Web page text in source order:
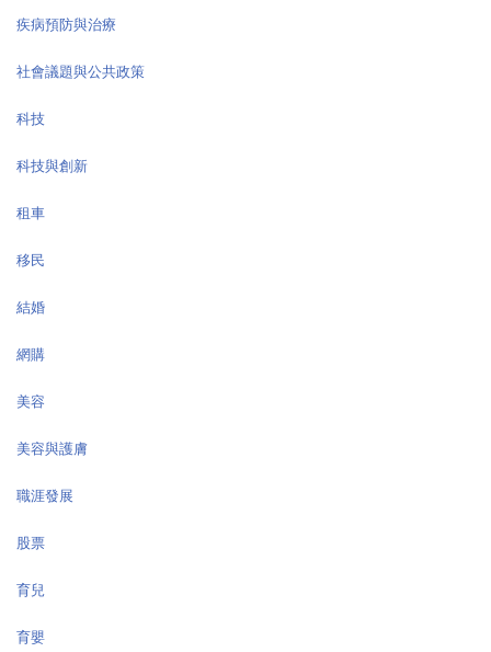
疾病預防與治療
社會議題與公共政策
科技
科技與創新
租車
移民
結婚
網購
美容
美容與護膚
職涯發展
股票
育兒
育嬰